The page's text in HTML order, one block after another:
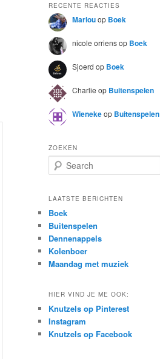
RECENTE REACTIES
Marlouop Boek
nicole orriensop Boek
Sjoerd op Boek
Charlie op Buitenspelen
Wienekeop Buitenspelen
ZOEKEN
e
r
h
LAATSTE BERICHTEN
Boek
Buitenspelen
Dennenappels
Kolenboer
Maandag met muziek
HIER VIND JE ME OOK:
Knutzels op Pinterest
Instagram
Knutzels op Facebook